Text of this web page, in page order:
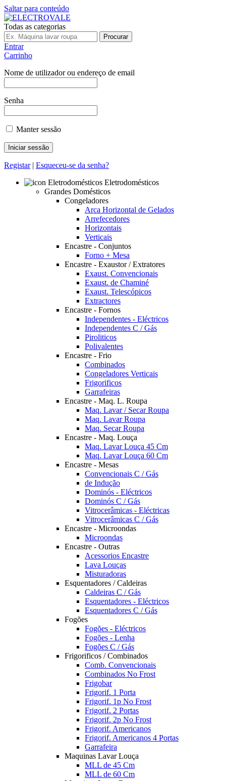
Saltar para conteúdo
Todas as categorias
Procurar
Entrar
Carrinho
Nome de utilizador ou endereço de email
Senha
Manter sessão
Registar| Esqueceu-se da senha?
Eletrodomésticos
Grandes Domésticos
Congeladores
Arca Horizontal de Gelados
Arrefecedores
Horizontais
Verticais
Encastre - Conjuntos
Forno + Mesa
Encastre - Exaustor / Extratores
Exaust. Convencionais
Exaust. de Chaminé
Exaust. Telescópicos
Extractores
Encastre - Fornos
Independentes - Eléctricos
Independentes C / Gás
Piroliticos
Polivalentes
Encastre - Frio
Combinados
Congeladores Verticais
Frigorificos
Garrafeiras
Encastre - Maq. L. Roupa
Maq. Lavar / Secar Roupa
Maq. Lavar Roupa
Maq. Secar Roupa
Encastre - Maq. Louça
Maq. Lavar Louça 45 Cm
Maq. Lavar Louça 60 Cm
Encastre - Mesas
Convencionais C / Gás
de Indução
Dominós - Eléctricos
Dominós C / Gás
Vitrocerâmicas - Eléctricas
Vitrocerâmicas C / Gás
Encastre - Microondas
Microondas
Encastre - Outras
Acessorios Encastre
Lava Louças
Misturadoras
Esquentadores / Caldeiras
Caldeiras C / Gás
Esquentadores - Eléctricos
Esquentadores C / Gás
Fogões
Fogões - Eléctricos
Fogões - Lenha
Fogões C / Gás
Frigorificos / Combinados
Comb. Convencionais
Combinados No Frost
Frigobar
Frigorif. 1 Porta
Frigorif. 1p No Frost
Frigorif. 2 Portas
Frigorif. 2p No Frost
Frigorif. Americanos
Frigorif. Americanos 4 Portas
Garrafeira
Maquinas Lavar Louça
MLL de 45 Cm
MLL de 60 Cm